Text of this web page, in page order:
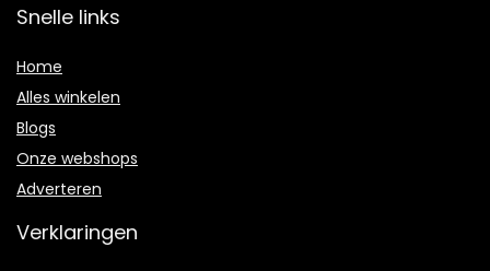
Snelle links
Home
Alles winkelen
Blogs
Onze webshops
Adverteren
Verklaringen